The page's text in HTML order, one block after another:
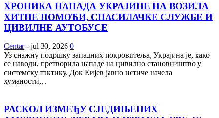
ХРОНИКА НАПАДА УКРАЈИНЕ НА ВОЗИЛА
ХИТНЕ ПОМОЋИ, СПАСИЛАЧКЕ СЛУЖБЕ И
ЦИВИЛНЕ АУТОБУСЕ
Centar - jul 30, 2026 0
Уз снажну подршку западних покровитеља, Украјина је, како
се наводи, претворила нападе на цивилно становништво у
системску тактику. Док Кијев јавно истиче начела
хуманости,...
РАСКОЛ ИЗМЕЂУ СЈЕДИЊЕНИХ